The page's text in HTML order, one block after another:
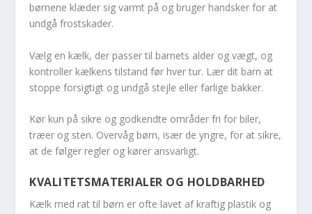
børnene klæder sig varmt på og bruger handsker for at
undgå frostskader.
Vælg en kælk, der passer til barnets alder og vægt, og
kontroller kælkens tilstand før hver tur. Lær dit barn at
stoppe forsigtigt og undgå stejle eller farlige bakker.
Kør kun på sikre og godkendte områder fri for biler,
træer og sten. Overvåg børn, især de yngre, for at sikre,
at de følger regler og kører ansvarligt.
KVALITETSMATERIALER OG HOLDBARHED
Kælk med rat til børn er ofte lavet af kraftig plastik og